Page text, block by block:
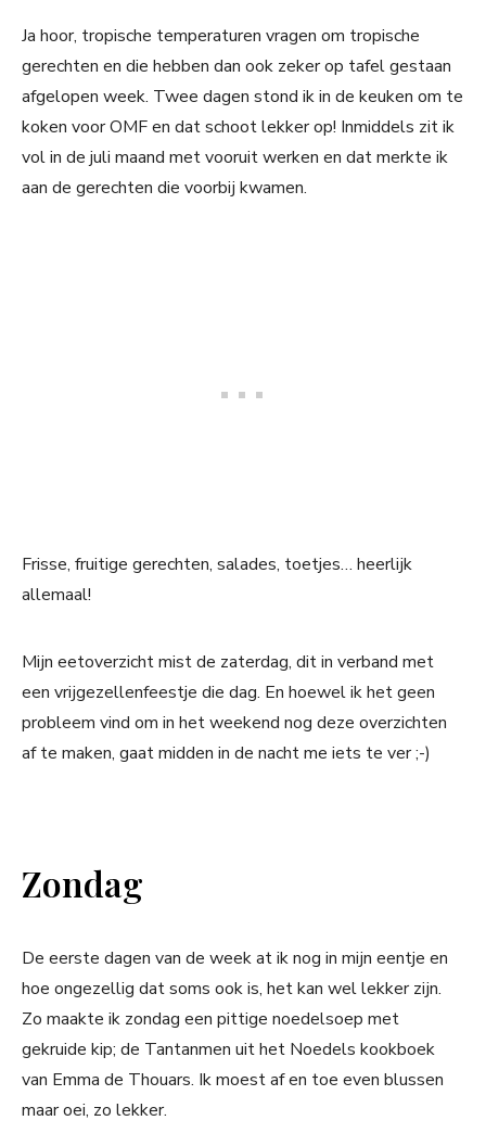
Ja hoor, tropische temperaturen vragen om tropische
gerechten en die hebben dan ook zeker op tafel gestaan
afgelopen week. Twee dagen stond ik in de keuken om te
koken voor OMF en dat schoot lekker op! Inmiddels zit ik
vol in de juli maand met vooruit werken en dat merkte ik
aan de gerechten die voorbij kwamen.
Frisse, fruitige gerechten, salades, toetjes… heerlijk
allemaal!
Mijn eetoverzicht mist de zaterdag, dit in verband met
een vrijgezellenfeestje die dag. En hoewel ik het geen
probleem vind om in het weekend nog deze overzichten
af te maken, gaat midden in de nacht me iets te ver ;-)
Zondag
De eerste dagen van de week at ik nog in mijn eentje en
hoe ongezellig dat soms ook is, het kan wel lekker zijn.
Zo maakte ik zondag een pittige noedelsoep met
gekruide kip; de Tantanmen uit het Noedels kookboek
van Emma de Thouars. Ik moest af en toe even blussen
maar oei, zo lekker.